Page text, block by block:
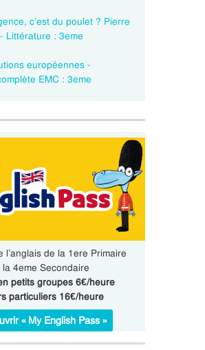
c’est du poulet ? Pierre
Littérature : 3eme
européennes -
EMC : 3eme
l’anglais de la 1ere Primaire
la 4eme Secondaire
petits groupes 6€/heure
particuliers 16€/heure
« My English Pass »